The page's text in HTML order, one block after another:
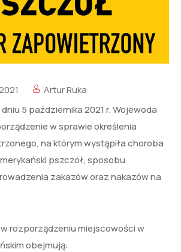
Artur Ruka
5 października 2021 r. Wojewoda
w sprawie określenia
na którym wystąpiła choroba
pszczół, sposobu
zakazów oraz nakazów na
rozporządzeniu miejscowości w
obejmują: